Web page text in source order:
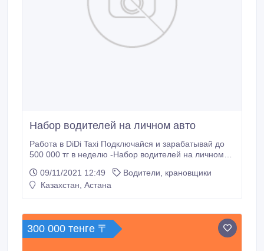
Набор водителей на личном авто
Работа в DiDi Taxi Подключайся и зарабатывай до
500 000 тг в неделю -Набор водителей на личном
официальный партнёр DiDi 8 747 435 70 15 Туран
11.
09/11/2021 12:49
Водители, крановщики
Казахстан, Астана
300 000 тенге 〒